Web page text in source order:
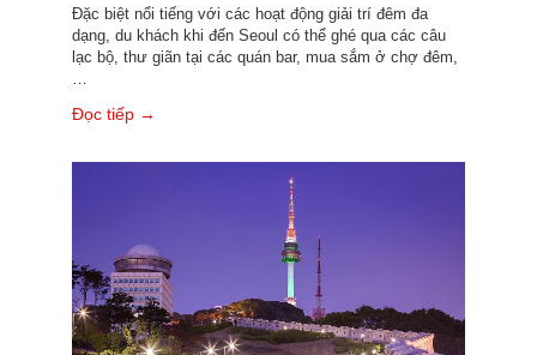
Đặc biệt nổi tiếng với các hoạt động giải trí đêm đa
dạng, du khách khi đến Seoul có thể ghé qua các câu
lạc bộ, thư giãn tại các quán bar, mua sắm ở chợ đêm,
…
Đọc tiếp →